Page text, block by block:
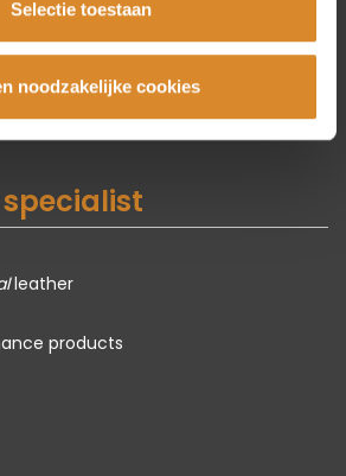
Selectie toestaan
noodzakelijke cookies
leather
products